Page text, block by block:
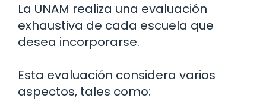
La UNAM realiza una evaluación
exhaustiva de cada escuela que
desea incorporarse.
Esta evaluación considera varios
aspectos, tales como: